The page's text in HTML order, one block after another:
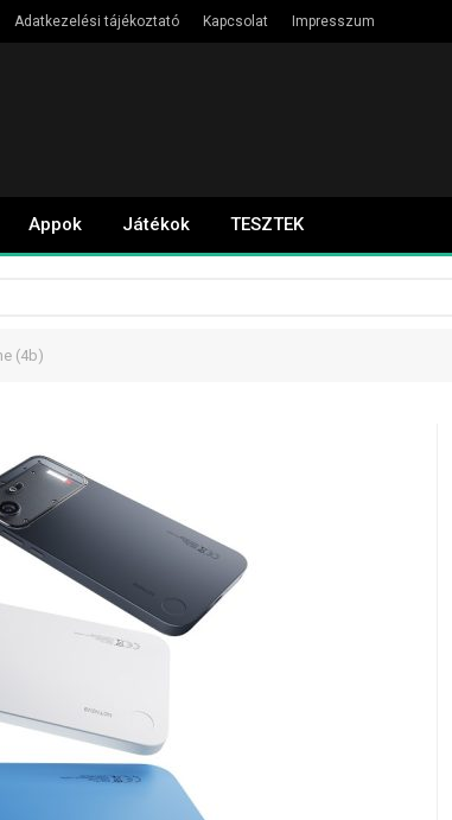
Adatkezelési tájékoztató Kapcsolat Impresszum
Appok Játékok TESZTEK
(4b)